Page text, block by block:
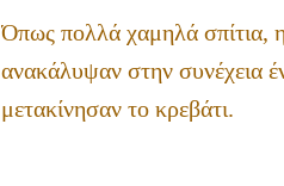
Όπως πολλά χαμηλά σπίτια, η
ανακάλυψαν στην συνέχεια
μετακίνησαν το κρεβάτι.